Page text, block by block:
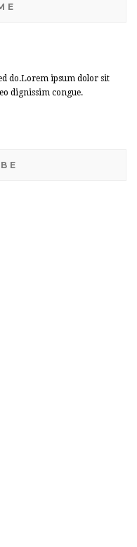
do.Lorem ipsum dolor sit
dignissim congue.